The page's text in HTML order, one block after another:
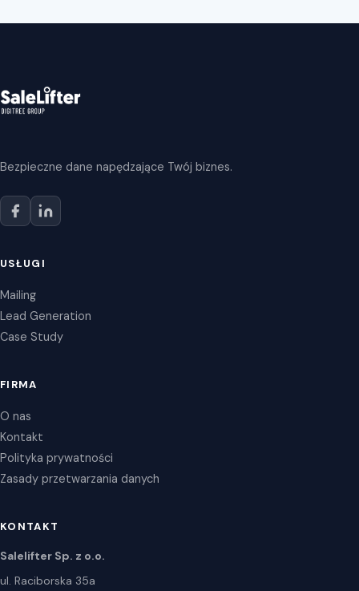
Bezpieczne dane napędzające Twój biznes.
USŁUGI
Mailing
Lead Generation
Case Study
FIRMA
O nas
Kontakt
Polityka prywatności
Zasady przetwarzania danych
KONTAKT
Salelifter Sp. z o.o.
ul. Raciborska 35a